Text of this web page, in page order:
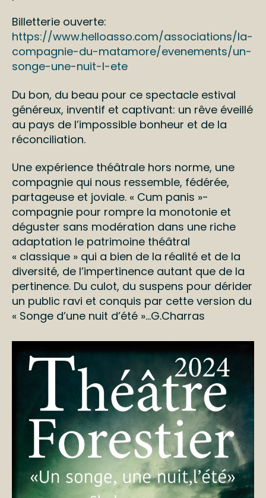
Billetterie ouverte:
https://www.helloasso.com/associations/la-
compagnie-du-matamore/evenements/un-
songe-une-nuit-l-ete
Du bon, du beau pour ce spectacle estival
généreux, inventif et captivant: un rêve éveillé
au pays de l’impossible bonheur et de la
réconciliation.
Une expérience théâtrale hors norme, une
compagnie qui nous ressemble, fédérée,
partageuse et joviale. « Cum panis »-
compagnie pour rompre la monotonie et
déguster sans modération dans une riche
adaptation le patrimoine théâtral
« classique » qui a bien de la réalité et de la
diversité, de l’impertinence autant que de la
pertinence. Du culot, du suspens pour dérider
un public ravi et conquis par cette version du
« Songe d’une nuit d’été »…G.Charras